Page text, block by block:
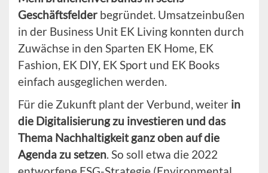
Geschäftsfelder begründet. Umsatzeinbußen
in der Business Unit EK Living konnten durch
Zuwächse in den Sparten EK Home, EK
Fashion, EK DIY, EK Sport und EK Books
einfach ausgeglichen werden.
Für die Zukunft plant der Verbund, weiter in
die Digitalisierung zu investieren und das
Thema Nachhaltigkeit ganz oben auf die
Agenda zu setzen . So soll etwa die 2022